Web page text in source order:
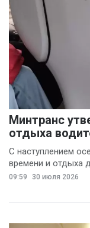
Минтранс
отдыха
С наступлением
времени и отдыха
09:59 30 июля 2026